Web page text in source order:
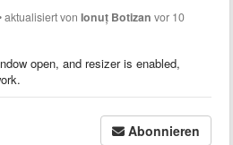
aktualisiert vonIonuț Botizan vor 10
open, and resizer is enabled,
Abonnieren